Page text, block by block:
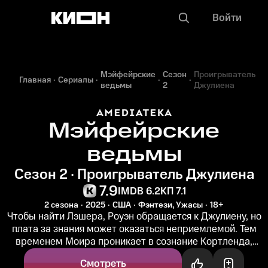
Войти
Главная Сериалы
Мэйфейрские
ведьмы
Сезон
2
Проигрыватель
Джулиена
Мэйфейрские
ведьмы
Сезон 2 · Проигрыватель Джулиена
7.9IMDB 6.2КП 7.1
2 сезона 2025 США Фэнтези, Ужасы 18+
Чтобы найти Лэшера, Роуэн обращается к Джулиену, но
плата за знания может оказаться неприемлемой. Тем
временем Моира проникает в сознание Кортленда,
надеясь вытащить ключевое...
Смотреть